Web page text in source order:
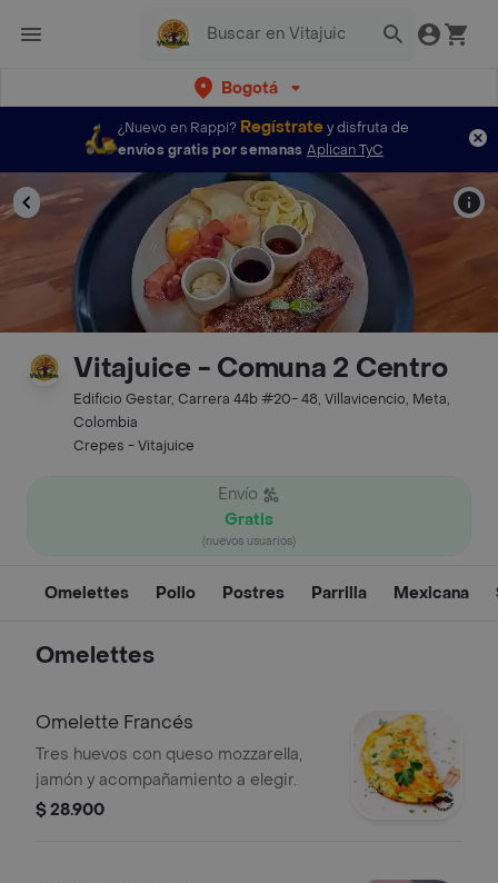
Bogotá
¿Nuevo en Rappi? Regístratey disfruta de
envíos gratis por semanas Aplican TyC
Vitajuice - Comuna 2 Centro
Edificio Gestar, Carrera 44b #20- 48, Villavicencio, Meta,
Colombia
Crepes - Vitajuice
Envío
Gratis
(nuevos usuarios)
Omelettes Pollo Postres Parrilla Mexicana
Omelettes
Omelette Francés
Tres huevos con queso mozzarella,
jamón y acompañamiento a elegir.
$ 28.900